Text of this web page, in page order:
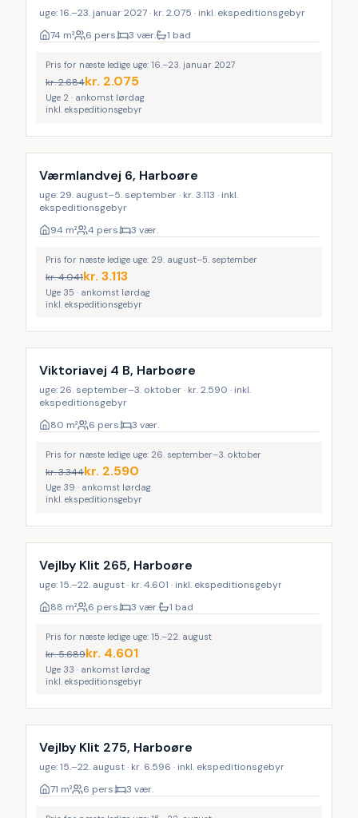
uge: 16.–23. januar 2027 · kr. 2.075 · inkl. ekspeditionsgebyr
74 m² 6 pers. 3 vær. 1 bad
Pris for næste ledige uge: 16.–23. januar 2027
kr.2.684kr. 2.075
Uge 2 · ankomst lørdag
inkl. ekspeditionsgebyr
Værmlandvej 6, Harboøre
uge: 29. august–5. september · kr. 3.113 · inkl.
ekspeditionsgebyr
94 m² 4 pers. 3 vær.
Pris for næste ledige uge: 29. august–5. september
kr.4.041kr. 3.113
Uge 35 · ankomst lørdag
inkl. ekspeditionsgebyr
Viktoriavej 4 B, Harboøre
uge: 26. september–3. oktober · kr. 2.590 · inkl.
ekspeditionsgebyr
80 m² 6 pers. 3 vær.
Pris for næste ledige uge: 26. september–3. oktober
kr.3.344kr. 2.590
Uge 39 · ankomst lørdag
inkl. ekspeditionsgebyr
Vejlby Klit 265, Harboøre
uge: 15.–22. august · kr. 4.601 · inkl. ekspeditionsgebyr
88 m² 6 pers. 3 vær. 1 bad
Pris for næste ledige uge: 15.–22. august
kr.5.689kr. 4.601
Uge 33 · ankomst lørdag
inkl. ekspeditionsgebyr
Vejlby Klit 275, Harboøre
uge: 15.–22. august · kr. 6.596 · inkl. ekspeditionsgebyr
71 m² 6 pers. 3 vær.